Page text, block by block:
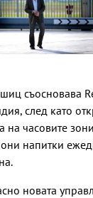
съосновава
след като
на часовите
напитки
новата